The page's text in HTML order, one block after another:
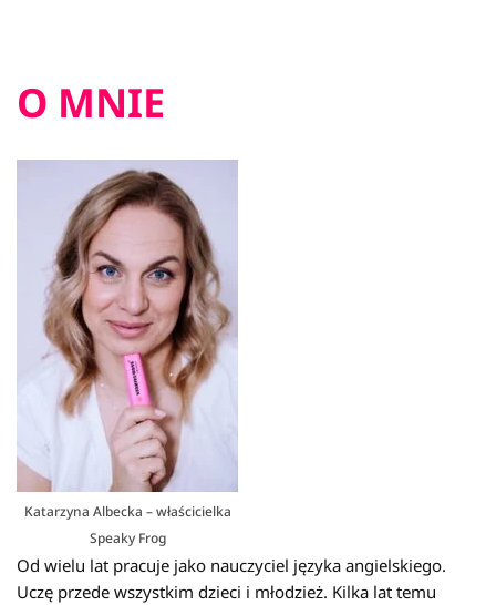
O MNIE
Katarzyna Albecka – właścicielka
Speaky Frog
Od wielu lat pracuje jako nauczyciel języka angielskiego.
Uczę przede wszystkim dzieci i młodzież. Kilka lat temu